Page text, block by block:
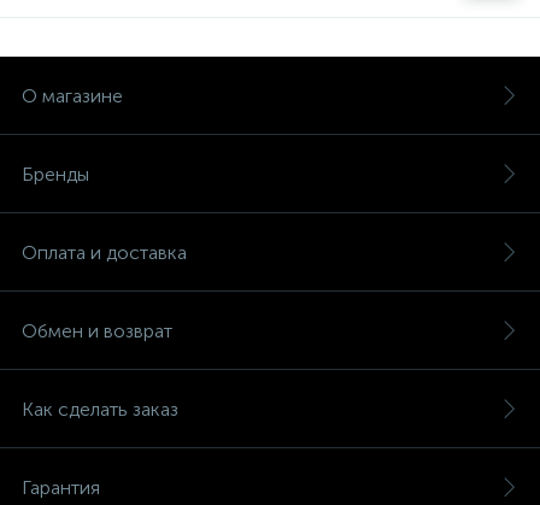
О магазине
Бренды
Оплата и доставка
Обмен и возврат
Как сделать заказ
Гарантия